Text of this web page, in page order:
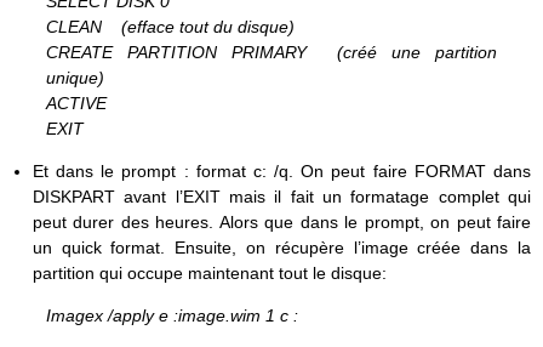
CLEAN (efface tout du disque)
CREATE PARTITION PRIMARY (créé une partition
unique)
ACTIVE
EXIT
Et dans le prompt : format c: /q. On peut faire FORMAT dans
DISKPART avant l’EXIT mais il fait un formatage complet qui
peut durer des heures. Alors que dans le prompt, on peut faire
un quick format. Ensuite, on récupère l’image créée dans la
partition qui occupe maintenant tout le disque:
Imagex /apply e :image.wim 1 c :